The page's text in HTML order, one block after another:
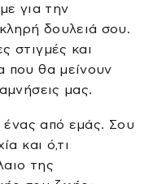
για την
δουλειά σου.
στιγμές και
που θα μείνουν
μας.
ένας από εμάς. Σου
και ό,τι
της